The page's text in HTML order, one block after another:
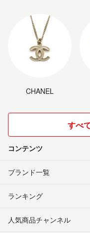
CHANEL
すべ
コンテンツ
ブランド一覧
ランキング
人気商品チャンネル